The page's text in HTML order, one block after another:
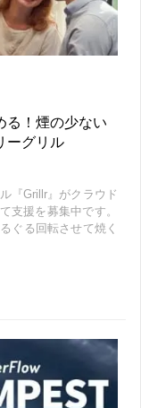
る！煙の少ない
ーグリル
『Grillr』がクラウド
支援を募集中です。
ぐる回転させて焼く